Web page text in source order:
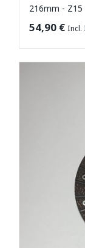
216mm - Z15
54,90 € Incl.